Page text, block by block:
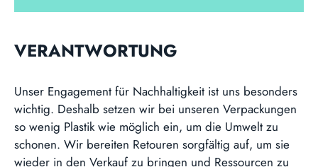
VERANTWORTUNG
Unser Engagement für Nachhaltigkeit ist uns besonders
wichtig. Deshalb setzen wir bei unseren Verpackungen
so wenig Plastik wie möglich ein, um die Umwelt zu
schonen. Wir bereiten Retouren sorgfältig auf, um sie
wieder in den Verkauf zu bringen und Ressourcen zu